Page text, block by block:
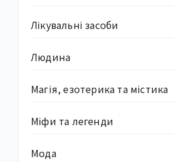
Лікувальні засоби
Людина
Магія, езотерика та містика
Міфи та легенди
Мода